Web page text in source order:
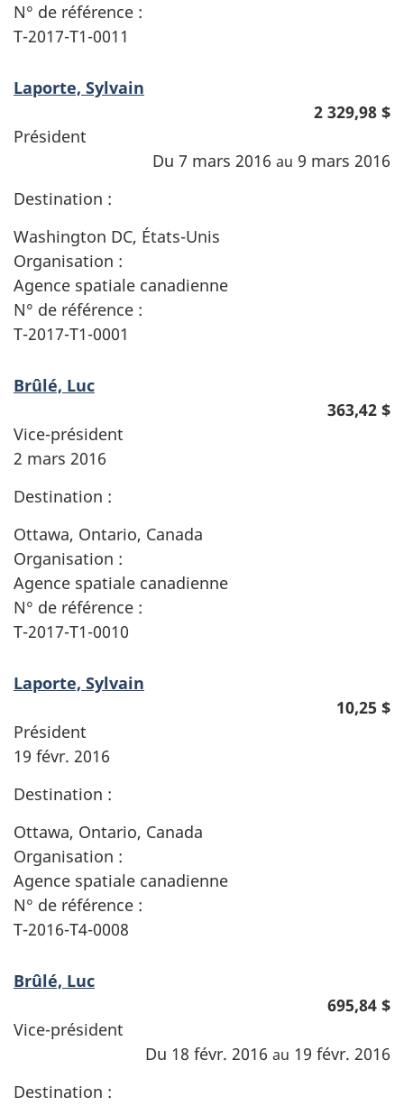
N° de référence :
T-2017-T1-0011
Laporte, Sylvain
2 329,98 $
Président
Du 7 mars 2016 au 9 mars 2016
Destination :
Washington DC, États-Unis
Organisation :
Agence spatiale canadienne
N° de référence :
T-2017-T1-0001
Brûlé, Luc
363,42 $
Vice-président
2 mars 2016
Destination :
Ottawa, Ontario, Canada
Organisation :
Agence spatiale canadienne
N° de référence :
T-2017-T1-0010
Laporte, Sylvain
10,25 $
Président
19 févr. 2016
Destination :
Ottawa, Ontario, Canada
Organisation :
Agence spatiale canadienne
N° de référence :
T-2016-T4-0008
Brûlé, Luc
695,84 $
Vice-président
Du 18 févr. 2016 au 19 févr. 2016
Destination :